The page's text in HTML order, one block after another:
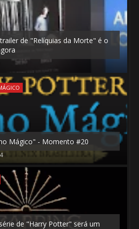
de "Relíquias da Morte" é o
Mágico" - Momento #20
de "Harry Potter" será um